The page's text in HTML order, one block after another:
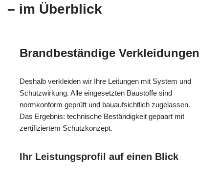
– im Überblick
Brandbeständige Verkleidungen
Deshalb verkleiden wir Ihre Leitungen mit System und
Schutzwirkung. Alle eingesetzten Baustoffe sind
normkonform geprüft und bauaufsichtlich zugelassen.
Das Ergebnis: technische Beständigkeit gepaart mit
zertifiziertem Schutzkonzept.
Ihr Leistungsprofil auf einen Blick